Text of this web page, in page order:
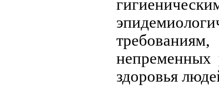
непременных
здоровья